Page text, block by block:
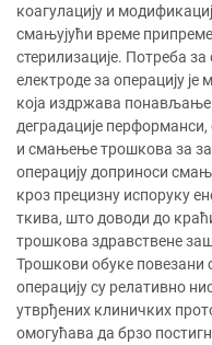
коагулацију и
смањујући време
стерилизације. Потреба
електроде за операцију
која издржава понављање
деградације перформанси,
и смањење трошкова за
операцију доприноси
кроз прецизну испоруку
ткива, што доводи до
трошкова здравствене
Трошкови обуке повезани
операцију су релативно
утврђених клиничких
омогућава да брзо